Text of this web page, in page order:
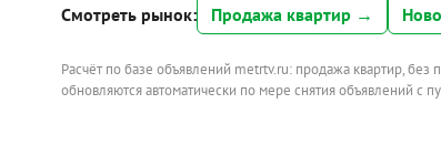
Смотреть рынок: Продажа квартир →
Расчёт по базе объявлений metrtv.ru: продажа квартир,
обновляются автоматически по мере снятия объявлений с